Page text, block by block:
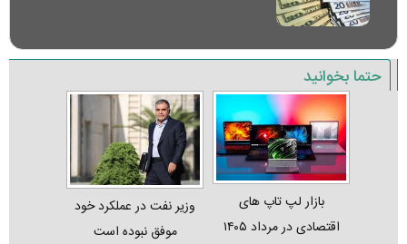
حتما بخوانید
بازار لپ‌ تاپ‌ های
اقتصادی در مرداد ۱۴۰۵
وزیر نفت در عملکرد خود
موفق نبوده است